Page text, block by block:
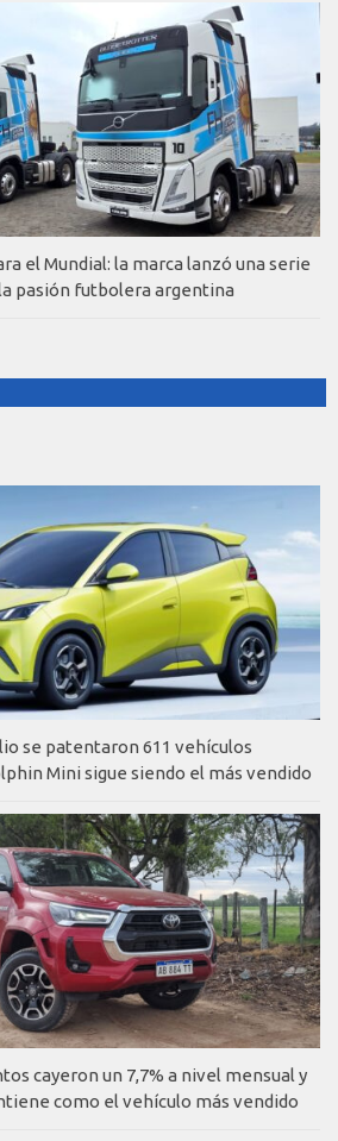
el Mundial: la marca lanzó una serie
pasión futbolera argentina
se patentaron 611 vehículos
Mini sigue siendo el más vendido
cayeron un 7,7% a nivel mensual y
como el vehículo más vendido